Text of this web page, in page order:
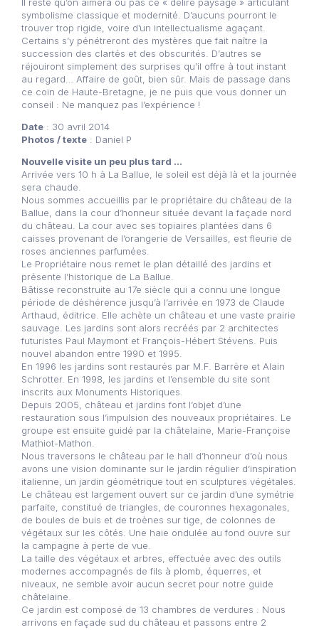
symbolisme classique et modernité. D’aucuns pourront le
trouver trop rigide, voire d’un intellectualisme agaçant.
Certains s’y pénétreront des mystères que fait naître la
succession des clartés et des obscurités. D’autres se
réjouiront simplement des surprises qu’il offre à tout instant
au regard… Affaire de goût, bien sûr. Mais de passage dans
ce coin de Haute-Bretagne, je ne puis que vous donner un
conseil : Ne manquez pas l’expérience !
Date : 30 avril 2014
Photos / texte : Daniel P
Nouvelle visite un peu plus tard …
Arrivée vers 10 h à La Ballue, le soleil est déjà là et la journée
sera chaude.
Nous sommes accueillis par le propriétaire du château de la
Ballue, dans la cour d’honneur située devant la façade nord
du château. La cour avec ses topiaires plantées dans 6
caisses provenant de l’orangerie de Versailles, est fleurie de
roses anciennes parfumées.
Le Propriétaire nous remet le plan détaillé des jardins et
présente l’historique de La Ballue.
Bâtisse reconstruite au 17e siècle qui a connu une longue
période de déshérence jusqu’à l’arrivée en 1973 de Claude
Arthaud, éditrice. Elle achète un château et une vaste prairie
sauvage. Les jardins sont alors recréés par 2 architectes
futuristes Paul Maymont et François-Hébert Stévens. Puis
nouvel abandon entre 1990 et 1995.
En 1996 les jardins sont restaurés par M.F. Barrère et Alain
Schrotter. En 1998, les jardins et l’ensemble du site sont
inscrits aux Monuments Historiques.
Depuis 2005, château et jardins font l’objet d’une
restauration sous l’impulsion des nouveaux propriétaires. Le
groupe est ensuite guidé par la châtelaine, Marie-Françoise
Mathiot-Mathon.
Nous traversons le château par le hall d’honneur d’où nous
avons une vision dominante sur le jardin régulier d’inspiration
italienne, un jardin géométrique tout en sculptures végétales.
Le château est largement ouvert sur ce jardin d’une symétrie
parfaite, constitué de triangles, de couronnes hexagonales,
de boules de buis et de troènes sur tige, de colonnes de
végétaux sur les côtés. Une haie ondulée au fond ouvre sur
la campagne à perte de vue.
La taille des végétaux et arbres, effectuée avec des outils
modernes accompagnés de fils à plomb, équerres, et
niveaux, ne semble avoir aucun secret pour notre guide
châtelaine.
Ce jardin est composé de 13 chambres de verdures : Nous
arrivons en façade sud du château et passons entre 2